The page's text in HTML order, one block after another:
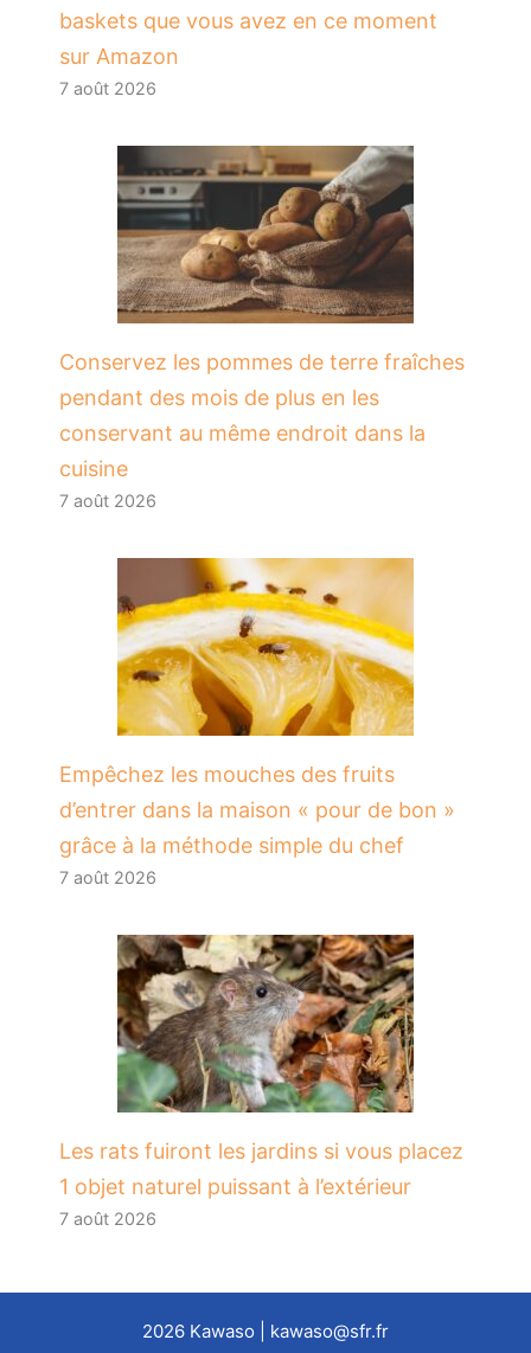
baskets que vous avez en ce moment
sur Amazon
7 août 2026
Conservez les pommes de terre fraîches
pendant des mois de plus en les
conservant au même endroit dans la
cuisine
7 août 2026
​Empêchez les mouches des fruits
d’entrer dans la maison « pour de bon »
grâce à la méthode simple du chef
7 août 2026
Les rats fuiront les jardins si vous placez
1 objet naturel puissant à l’extérieur
7 août 2026
2026 Kawaso | kawaso@sfr.fr